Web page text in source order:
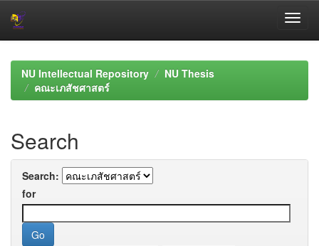
navigationNU Intellectual Repository
NU Thesis
คณะเภสัชศาสตร์
Search
Search:
for